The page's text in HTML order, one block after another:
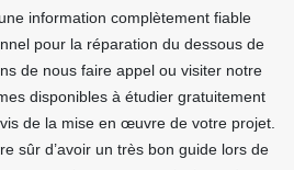
information complètement fiable
pour la réparation du dessous de
de nous faire appel ou visiter notre
disponibles à étudier gratuitement
de la mise en œuvre de votre projet.
sûr d’avoir un très bon guide lors de